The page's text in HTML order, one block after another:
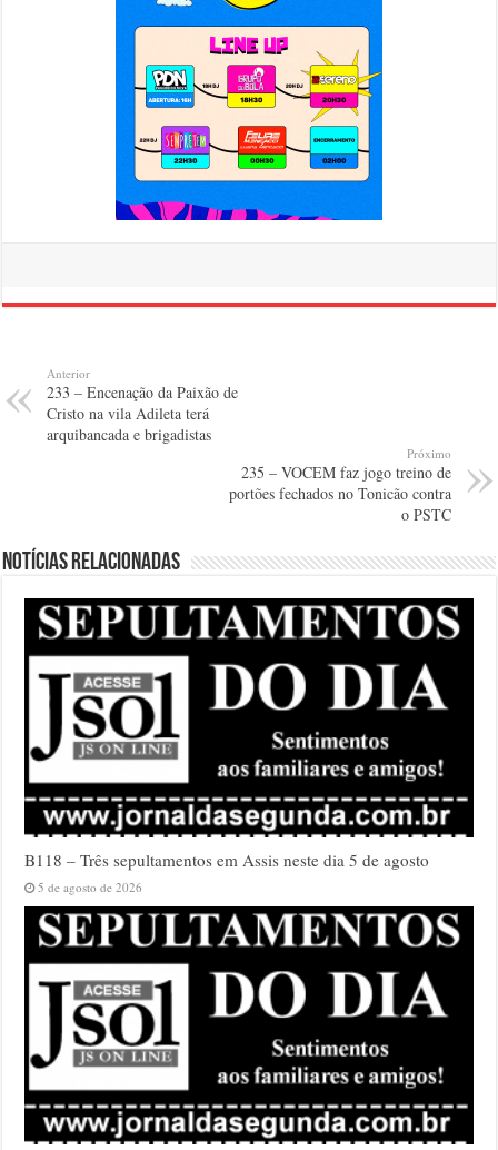
Anterior
233 – Encenação da Paixão de
Cristo na vila Adileta terá
arquibancada e brigadistas
Próximo
235 – VOCEM faz jogo treino de
portões fechados no Tonicão contra
o PSTC
Notícias relacionadas
B118 – Três sepultamentos em Assis neste dia 5 de agosto
5 de agosto de 2026